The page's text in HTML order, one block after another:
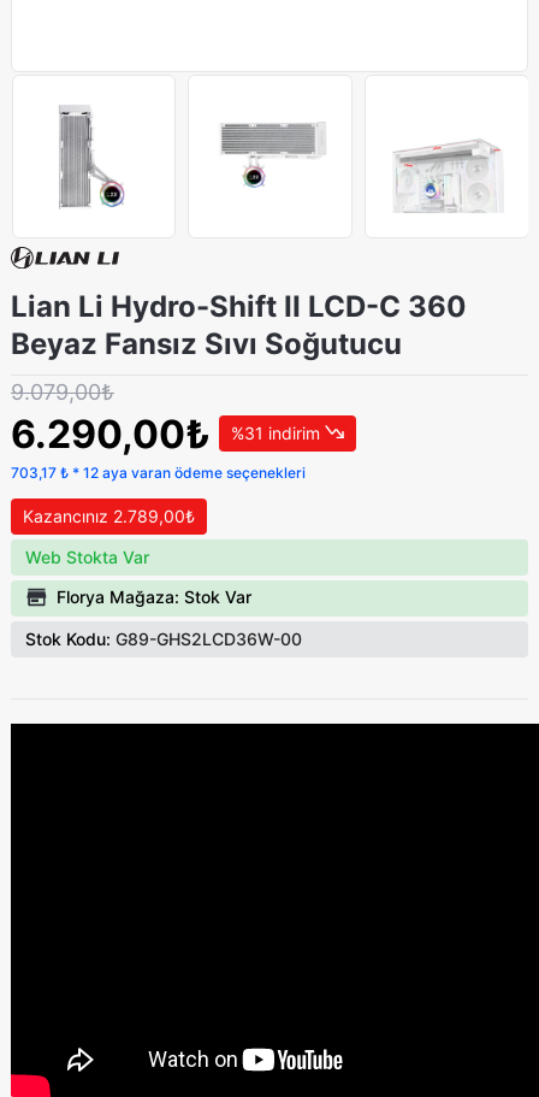
Lian Li Hydro-Shift II LCD-C 360
Beyaz Fansız Sıvı Soğutucu
9.079,00₺
6.290,00₺ %31 indirim
703,17 ₺ * 12 aya varan ödeme seçenekleri
Kazancınız 2.789,00₺
Web Stokta Var
Florya Mağaza: Stok Var
Stok Kodu: G89-GHS2LCD36W-00